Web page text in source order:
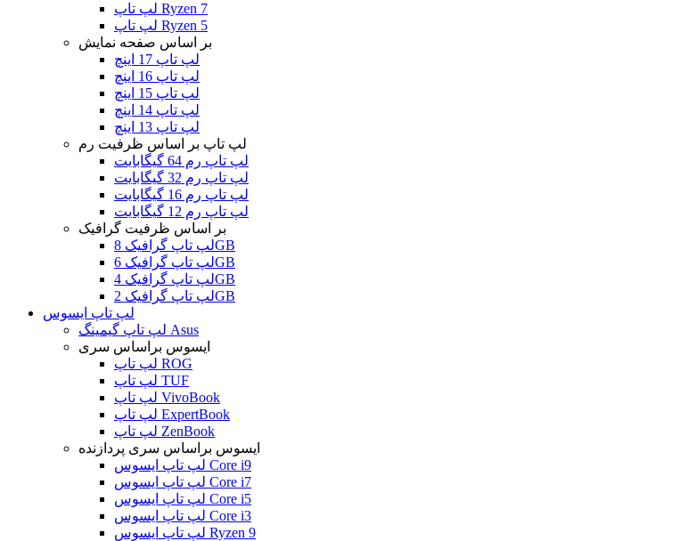
لپ تاپ Ryzen 7
لپ تاپ Ryzen 5
بر اساس صفحه نمایش
لپ تاپ 17 اینچ
لپ تاپ 16 اینچ
لپ تاپ 15 اینچ
لپ تاپ 14 اینچ
لپ تاپ 13 اینچ
لپ تاپ بر اساس ظرفیت رم
لپ تاپ رم 64 گیگابایت
لپ تاپ رم 32 گیگابایت
لپ تاپ رم 16 گیگابایت
لپ تاپ رم 12 گیگابایت
بر اساس ظرفیت گرافیک
لپ تاپ گرافیک 8GB
لپ تاپ گرافیک 6GB
لپ تاپ گرافیک 4GB
لپ تاپ گرافیک 2GB
لپ تاپ ایسوس
لپ تاپ گیمینگ Asus
ایسوس براساس سری
لپ تاپ ROG
لپ تاپ TUF
لپ تاپ VivoBook
لپ تاپ ExpertBook
لپ تاپ ZenBook
ایسوس براساس سری پردازنده
لپ تاپ ایسوس Core i9
لپ تاپ ایسوس Core i7
لپ تاپ ایسوس Core i5
لپ تاپ ایسوس Core i3
لپ تاپ ایسوس Ryzen 9